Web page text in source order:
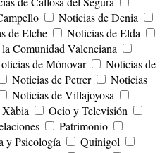
Noticias de Denia
de Elche
Noticias de Elda
Comunidad Valenciana
de Mónovar
Noticias de
Noticias de Petrer
Noticias
Noticias de Villajoyosa
Ocio y Televisión
Patrimonio
y Psicología
Quinigol